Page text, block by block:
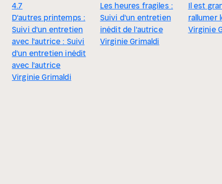
4.7
D'autres printemps :
Suivi d'un entretien
avec l'autrice : Suivi
d'un entretien inédit
avec l'autrice
Virginie Grimaldi
Les heures fragiles :
Suivi d'un entretien
inédit de l'autrice
Virginie Grimaldi
Il est
rallumer
Virginie